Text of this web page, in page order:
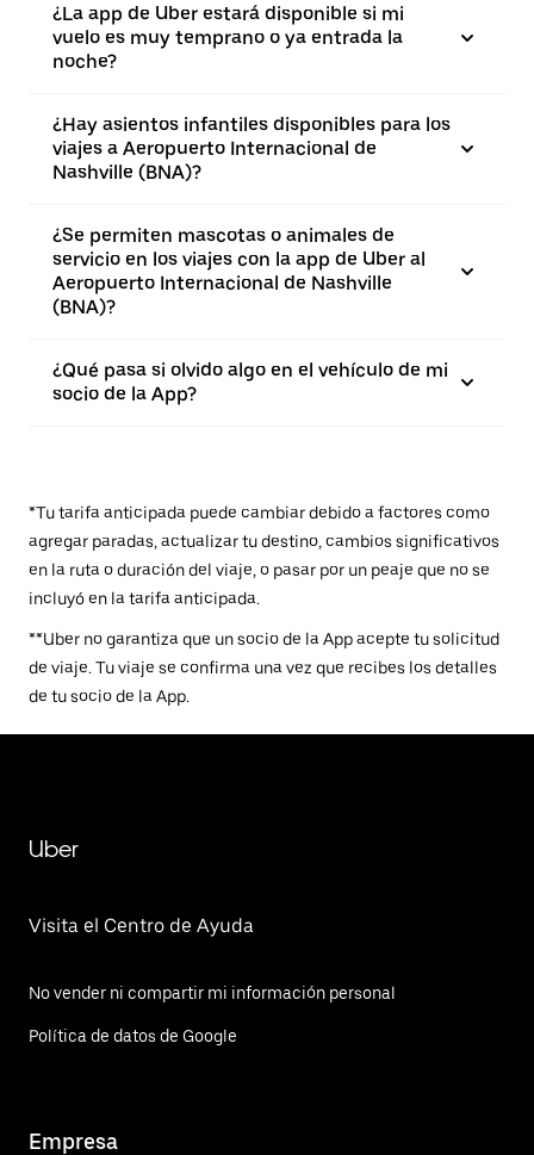
¿La app de Uber estará disponible si mi
vuelo es muy temprano o ya entrada la
noche?
¿Hay asientos infantiles disponibles para los
viajes a Aeropuerto Internacional de
Nashville (BNA)?
¿Se permiten mascotas o animales de
servicio en los viajes con la app de Uber al
Aeropuerto Internacional de Nashville
(BNA)?
¿Qué pasa si olvido algo en el vehículo de mi
socio de la App?
*Tu tarifa anticipada puede cambiar debido a factores como
agregar paradas, actualizar tu destino, cambios significativos
en la ruta o duración del viaje, o pasar por un peaje que no se
incluyó en la tarifa anticipada.
**Uber no garantiza que un socio de la App acepte tu solicitud
de viaje. Tu viaje se confirma una vez que recibes los detalles
de tu socio de la App.
Uber
Visita el Centro de Ayuda
No vender ni compartir mi información personal
Política de datos de Google
Empresa